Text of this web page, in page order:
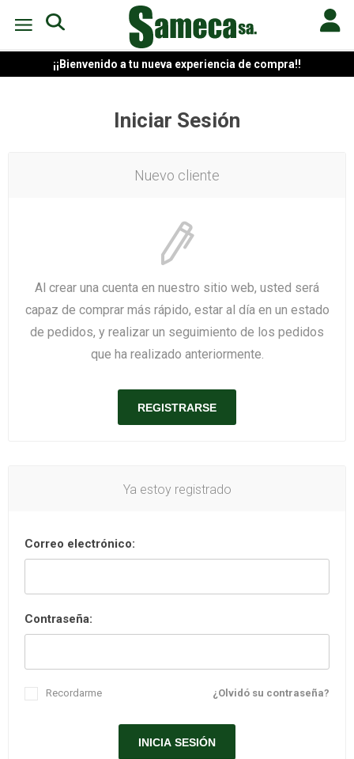
¡¡Bienvenido a tu nueva experiencia de compra!!
Iniciar Sesión
Nuevo cliente
Al crear una cuenta en nuestro sitio web, usted será
capaz de comprar más rápido, estar al día en un estado
de pedidos, y realizar un seguimiento de los pedidos
que ha realizado anteriormente.
Ya estoy registrado
Correo electrónico:
Contraseña:
¿Olvidó su contraseña?
Recordarme